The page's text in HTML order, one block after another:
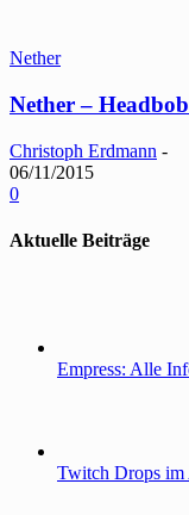
Nether
Nether –
Christoph Erdmann -
06/11/2015
0
Aktuelle Beiträge
Empress: Alle
Twitch Drops im